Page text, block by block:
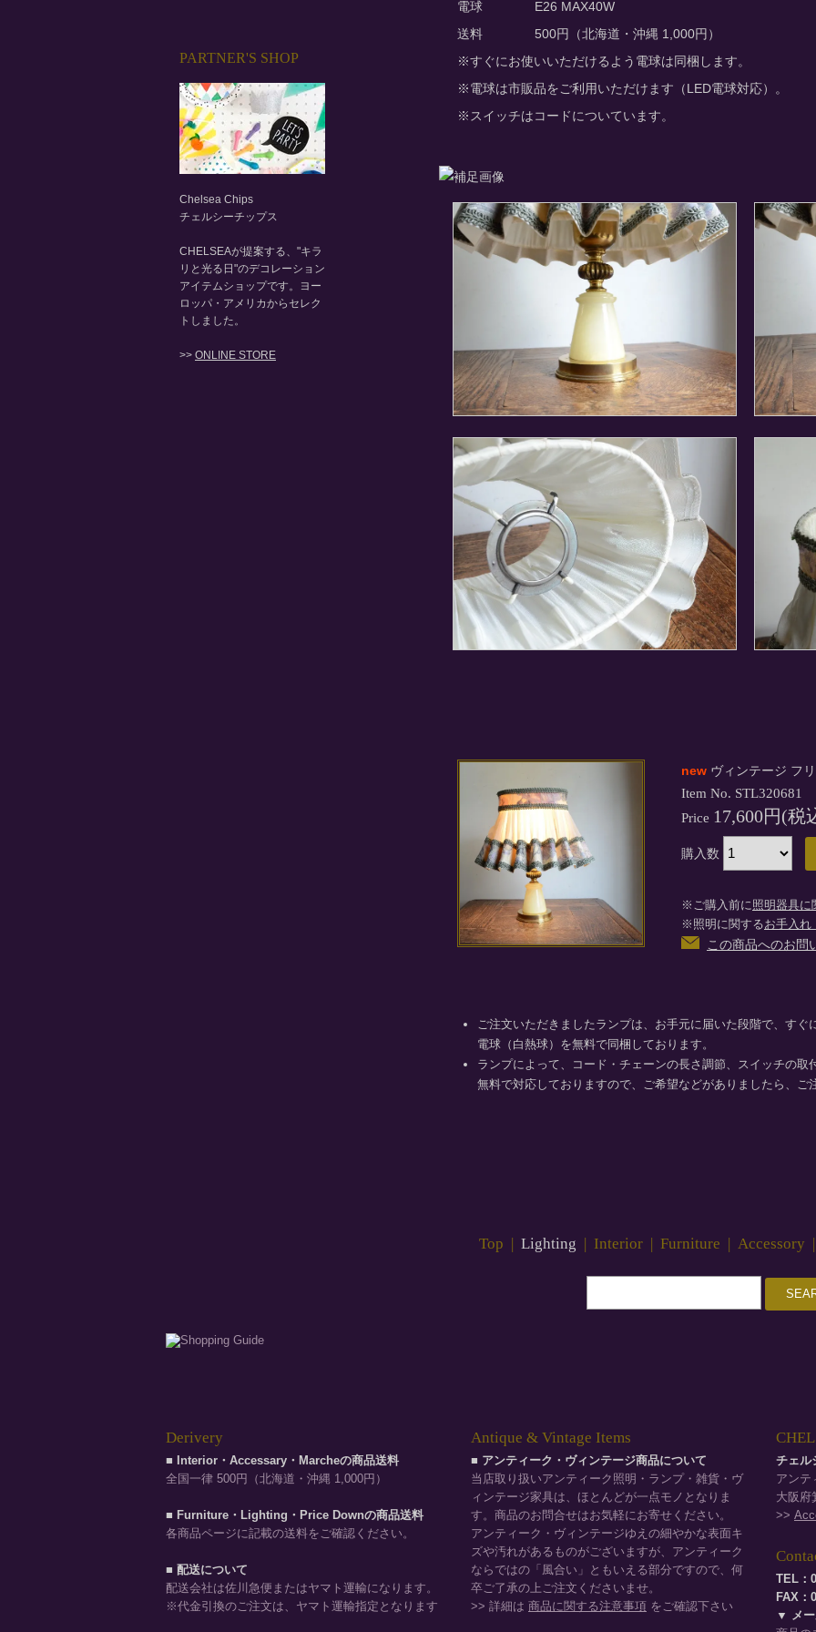
電球
E26 MAX40W
送料
500円（北海道・沖縄 1,000円）
※すぐにお使いいただけるよう電球は同梱します。
※電球は市販品をご利用いただけます（LED電球対応）。
※スイッチはコードについています。
new ヴィンテージ フ
Item No. STL320681
Price 17,600円(税
購入数
※ご購入前に照明器具に
※照明に関するお手入れ
この商品へのお問
ご注文いただきましたランプは、お手元に届いた段階で、すぐ
電球（白熱球）を無料で同梱しております。
ランプによって、コード・チェーンの長さ調節、スイッチの取
無料で対応しておりますので、ご希望などがありましたら、ご
Top Lighting Interior Furniture Accessory
PARTNER'S SHOP
Chelsea Chips
チェルシーチップス
CHELSEAが提案する、"キラ
リと光る日"のデコレーション
アイテムショップです。ヨー
ロッパ・アメリカからセレク
トしました。
>> ONLINE STORE
Derivery
■ Interior・Accessary・Marcheの商品送料
全国一律 500円（北海道・沖縄 1,000円）
■ Furniture・Lighting・Price Downの商品送料
各商品ページに記載の送料をご確認ください。
■ 配送について
配送会社は佐川急便またはヤマト運輸になります。
※代金引換のご注文は、ヤマト運輸指定となります
Antique & Vintage Items
■ アンティーク・ヴィンテージ商品について
当店取り扱いアンティーク照明・ランプ・雑貨・ヴ
ィンテージ家具は、ほとんどが一点モノとなりま
す。商品のお問合せはお気軽にお寄せください。
アンティーク・ヴィンテージゆえの細やかな表面キ
ズや汚れがあるものがございますが、アンティーク
ならではの「風合い」ともいえる部分ですので、何
卒ご了承の上ご注文くださいませ。
>> 詳細は 商品に関する注意事項 をご確認下さい
チェル
アンテ
大阪府
>>
TEL：
FAX：
▼ メー